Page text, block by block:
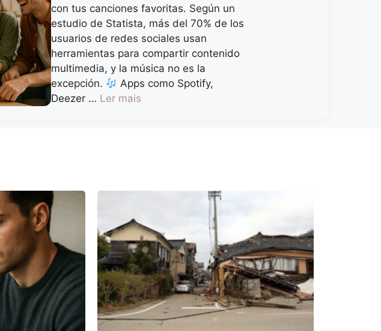
con tus canciones favoritas. Según un
estudio de Statista, más del 70% de los
usuarios de redes sociales usan
herramientas para compartir contenido
multimedia, y la música no es la
excepción.
Apps como Spotify,
Deezer … Ler mais